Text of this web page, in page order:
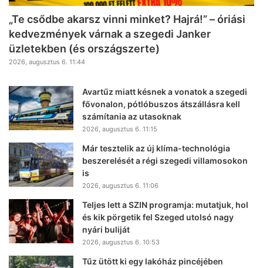
„Te csődbe akarsz vinni minket? Hajrá!” – óriási
kedvezmények várnak a szegedi Janker
üzletekben (és országszerte)
2026, augusztus 6. 11:44
Avartűz miatt késnek a vonatok a szegedi
fővonalon, pótlóbuszos átszállásra kell
számítania az utasoknak
2026, augusztus 6. 11:15
Már tesztelik az új klíma-technológia
beszerelését a régi szegedi villamosokon
is
2026, augusztus 6. 11:06
Teljes lett a SZIN programja: mutatjuk, hol
és kik pörgetik fel Szeged utolsó nagy
nyári buliját
2026, augusztus 6. 10:53
Tűz ütött ki egy lakóház pincéjében